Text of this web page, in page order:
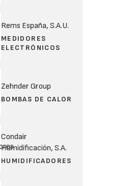
Rems España, S.A.U.
MEDIDORES
ELECTRÓNICOS
Zehnder Group
BOMBAS DE CALOR
Condair
Humidificación, S.A.
HUMIDIFICADORES